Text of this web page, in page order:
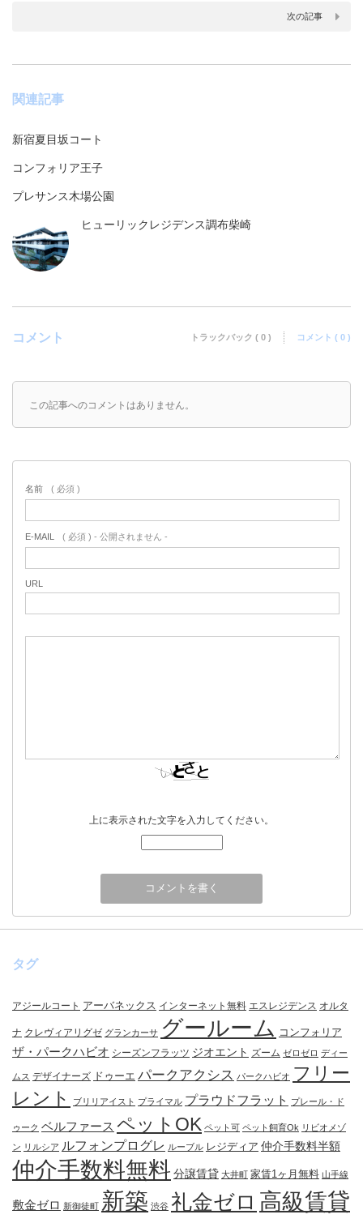
次の記事
関連記事
新宿夏目坂コート
コンフォリア王子
プレサンス木場公園
ヒューリックレジデンス調布柴崎
コメント トラックバック ( 0 ) コメント ( 0 )
この記事へのコメントはありません。
名前 ( 必須 )
E-MAIL ( 必須 ) - 公開されません -
URL
上に表示された文字を入力してください。
タグ
アジールコート アーバネックス インターネット無料 エスレジデンス オルタ
ナ クレヴィアリグゼ グランカーサ グールーム コンフォリア
ザ・パークハビオ シーズンフラッツ ジオエント ズーム ゼロゼロ ディー
ムス デザイナーズ ドゥーエ パークアクシス パークハビオ フリー
レント
ブリリアイスト プライマル プラウドフラット プレール・ド
ゥーク ベルファース ペットOK ペット可 ペット飼育Ok リビオメゾ
ン リルシア ルフォンプログレ ルーブル レジディア 仲介手数料半額
仲介手数料無料 分譲賃貸 大井町 家賃1ヶ月無料 山手線
敷金ゼロ 新御徒町 新築 渋谷 礼金ゼロ 高級賃貸